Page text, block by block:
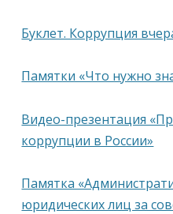
Буклет. Коррупция
Памятки «Что нужно
Видео-презентация
коррупции в России»
Памятка
юридических лиц за